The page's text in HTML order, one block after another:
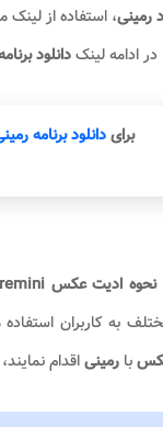
رمینی، استفاده از
ادامه لینکدانلود
برایدانلود برنامه
نحوه ادیت عکس remini
به کاربران
با رمینیاقدام